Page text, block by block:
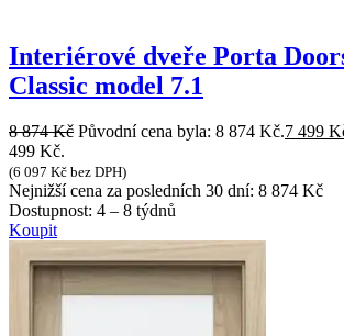
Interiérové dveře Porta
Classic model 7.1
8 874Kč Původní cena byla: 8 874 Kč.7 499
499 Kč.
(6 097 Kč bez DPH)
Nejnižší cena za posledních 30 dní: 8 874 Kč
Dostupnost: 4 – 8 týdnů
Koupit